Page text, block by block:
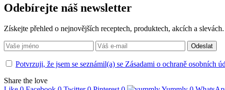
Odebírejte náš newsletter
Získejte přehled o nejnovějších receptech, produktech, akcích a
Potvrzuji, že jsem se seznámil(a) se Zásadami o ochraně osobních
Share the love